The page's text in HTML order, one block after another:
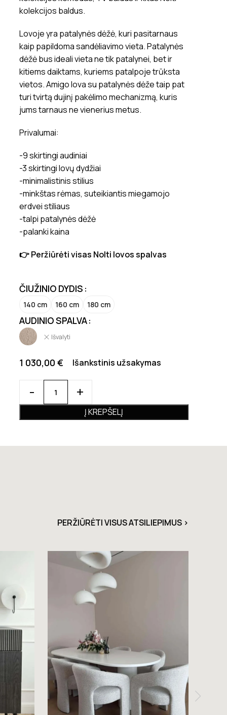
kolekcijos baldus.
Lovoje yra patalynės dėžė, kuri pasitarnaus
kaip papildoma sandėliavimo vieta. Patalynės
dėžė bus ideali vieta ne tik patalynei, bet ir
kitiems daiktams, kuriems patalpoje trūksta
vietos. Amigo lova su patalynės dėže taip pat
turi tvirtą dujinį pakėlimo mechanizmą, kuris
jums tarnaus ne vienerius metus.
Privalumai:
-9 skirtingi audiniai
-3 skirtingi lovų dydžiai
-minimalistinis stilius
-minkštas rėmas, suteikiantis miegamojo
erdvei stiliaus
-talpi patalynės dėžė
-palanki kaina
👉 Peržiūrėti visas Nolti lovos spalvas
ČIUŽINIO DYDIS
140 cm 160 cm 180 cm
AUDINIO SPALVA
Išvalyti
1 030,00€ Išankstinis užsakymas
Į KREPŠELĮ
PERŽIŪRĖTI VISUS ATSILIEPIMUS >